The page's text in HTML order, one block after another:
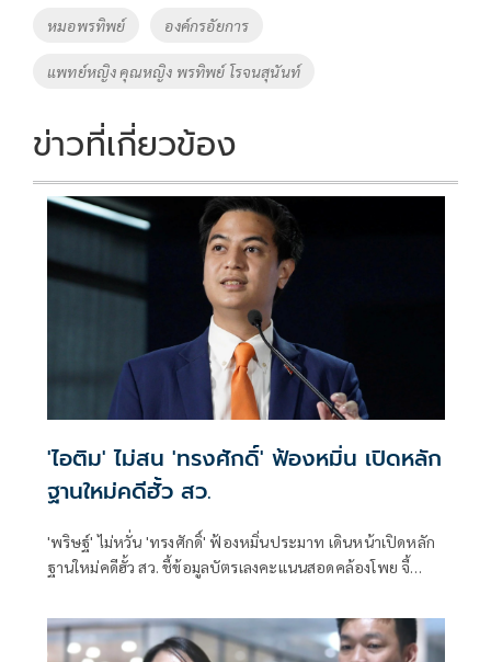
k k
หมอพรทิพย์ องค์กรอัยการ
แพทย์หญิง คุณหญิง พรทิพย์ โรจนสุนันท์
ข่าวที่เกี่ยวข้อง
'ไอติม' ไม่สน 'ทรงศักดิ์' ฟ้องหมิ่น เปิดหลัก
ฐานใหม่คดีฮั้ว สว.
'พริษฐ์' ไม่หวั่น 'ทรงศักดิ์' ฟ้องหมิ่นประมาท เดินหน้าเปิดหลัก
ฐานใหม่คดีฮั้ว สว. ชี้ข้อมูลบัตรเลงคะแนนสอดคล้องโพย จี้